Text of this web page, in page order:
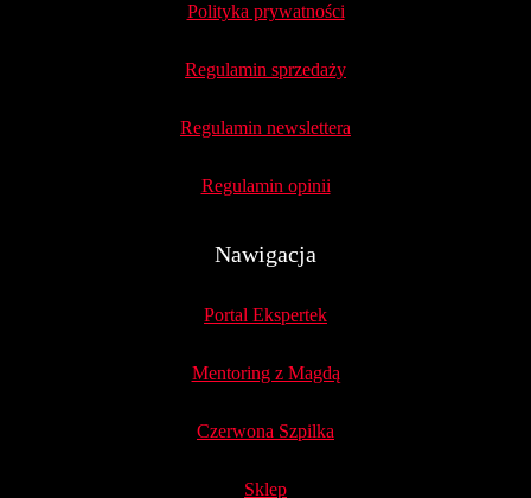
Polityka prywatności
Regulamin sprzedaży
Regulamin newslettera
Regulamin opinii
Nawigacja
Portal Ekspertek
Mentoring z Magdą
Czerwona Szpilka
Sklep